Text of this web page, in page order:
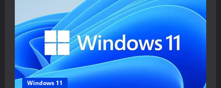
Windows 11